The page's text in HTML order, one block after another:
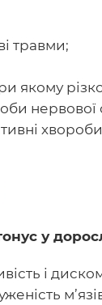
травми;
якому
нервової
у
і